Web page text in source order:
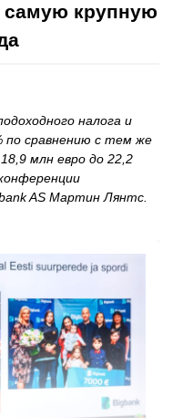
самую крупную
налога и
по сравнению с тем же
млн евро до 22,2
AS Мартин Лянтс.